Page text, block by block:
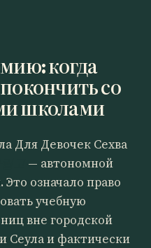
когда
со
школами
Для Девочек Сехва
— автономной
означало право
учебную
вне городской
Сеула и фактически